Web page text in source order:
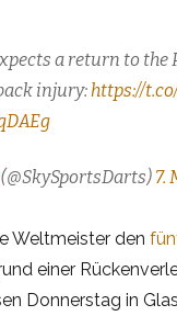
a return to the
injury: https://
(@SkySportsDarts) 7.
Weltmeister den
einer
Donnerstag in